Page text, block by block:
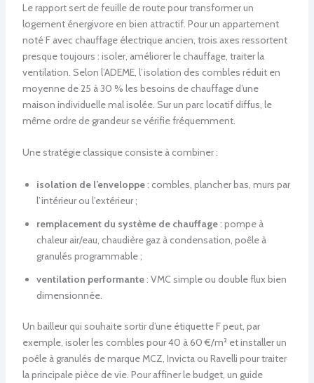
Le rapport sert de feuille de route pour transformer un
logement énergivore en bien attractif. Pour un appartement
noté F avec chauffage électrique ancien, trois axes ressortent
presque toujours : isoler, améliorer le chauffage, traiter la
ventilation. Selon l’ADEME, l’isolation des combles réduit en
moyenne de 25 à 30 % les besoins de chauffage d’une
maison individuelle mal isolée. Sur un parc locatif diffus, le
même ordre de grandeur se vérifie fréquemment.
Une stratégie classique consiste à combiner :
isolation de l’enveloppe: combles, plancher bas, murs par
l’intérieur ou l’extérieur ;
remplacement du système de chauffage: pompe à
chaleur air/eau, chaudière gaz à condensation, poêle à
granulés programmable ;
ventilation performante: VMC simple ou double flux bien
dimensionnée.
Un bailleur qui souhaite sortir d’une étiquette F peut, par
exemple, isoler les combles pour 40 à 60 €/m² et installer un
poêle à granulés de marque MCZ, Invicta ou Ravelli pour traiter
la principale pièce de vie. Pour affiner le budget, un guide